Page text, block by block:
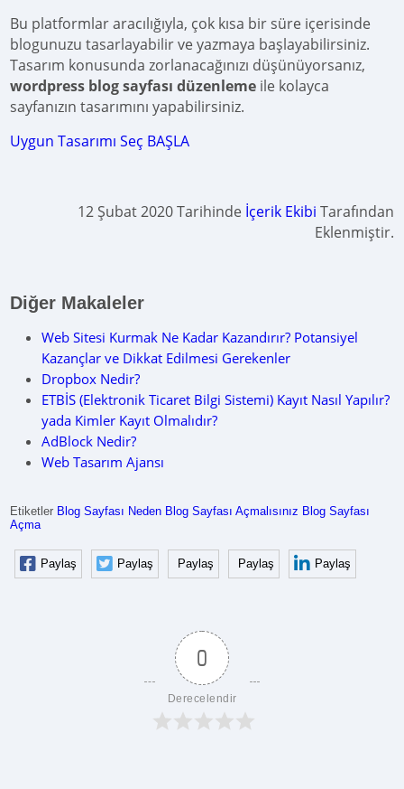
Bu platformlar aracılığıyla, çok kısa bir süre içerisinde
blogunuzu tasarlayabilir ve yazmaya başlayabilirsiniz.
Tasarım konusunda zorlanacağınızı düşünüyorsanız,
wordpress blog sayfası düzenleme ile kolayca
sayfanızın tasarımını yapabilirsiniz.
Uygun Tasarımı Seç BAŞLA
12 Şubat 2020 Tarihinde İçerik Ekibi Tarafından
Eklenmiştir.
Diğer Makaleler
Web Sitesi Kurmak Ne Kadar Kazandırır? Potansiyel
Kazançlar ve Dikkat Edilmesi Gerekenler
Dropbox Nedir?
ETBİS (Elektronik Ticaret Bilgi Sistemi) Kayıt Nasıl Yapılır?
yada Kimler Kayıt Olmalıdır?
AdBlock Nedir?
Web Tasarım Ajansı
Etiketler Blog Sayfası Neden Blog Sayfası Açmalısınız Blog Sayfası
Açma
Paylaş Paylaş Paylaş Paylaş Paylaş
0
Derecelendir